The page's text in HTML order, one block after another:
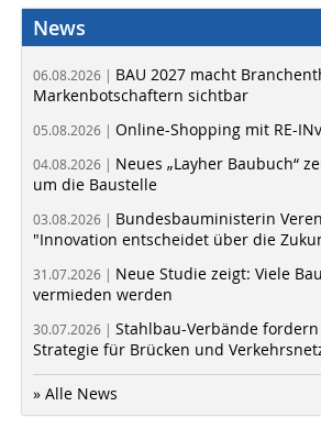
News
06.08.2026 | BAU 2027 macht
Markenbotschaftern sichtbar
05.08.2026 | Online-Shopping mit RE-
04.08.2026 | Neues „Layher Baubuch“
um die Baustelle
03.08.2026 | Bundesbauministerin
"Innovation entscheidet über die
31.07.2026 | Neue Studie zeigt: Viele
vermieden werden
30.07.2026 | Stahlbau-Verbände
Strategie für Brücken und
» Alle News